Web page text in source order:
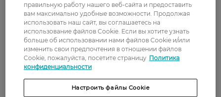
В отделение Новой почты - 99 грн, бесплатно
от 699 грн
Укрпочта
Стоимость доставки – 79 грн, бесплатная
доставка от – 599 грн
Забрать сегодня в магазине Watsons
Стоимость доставки – 0 грн
правильную работу нашего веб-сайта и предоставить
вам максимально удобные возможности. Продолжая
использовать наш сайт, вы соглашаетесь на
использование файлов Cookie. Если вы хотите узнать
больше об использовании нами файлов Cookie и/или
изменить свои предпочтения в отношении файлов
Cookie, пожалуйста, посетите страницу Политика
конфиденциальности
Настроить файлы Cookie